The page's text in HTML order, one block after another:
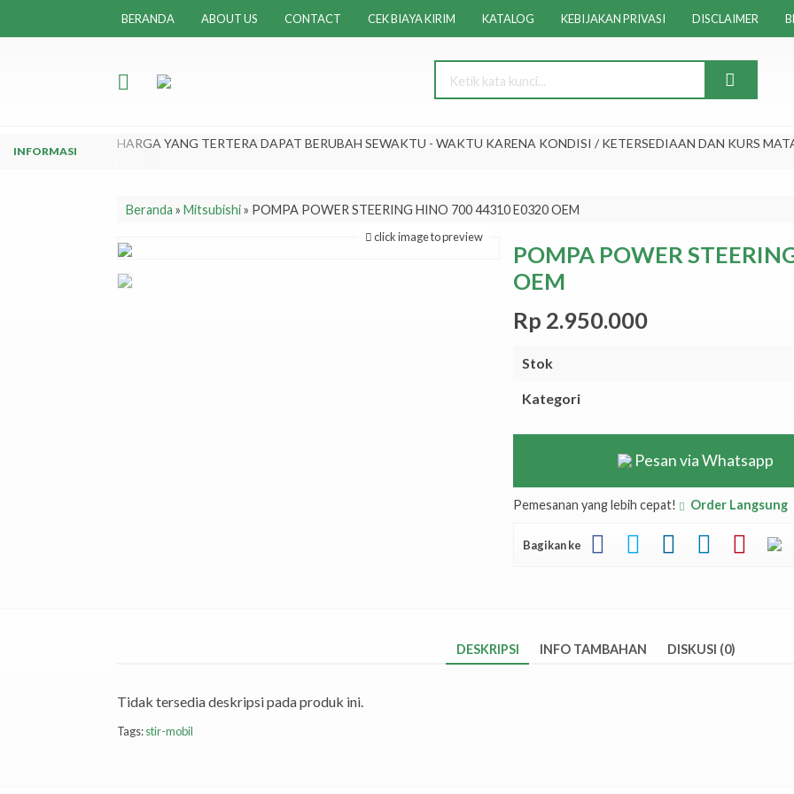
BERANDA ABOUT US CONTACT CEK BIAYA KIRIM KATALOG KEBIJAKAN PRIVASI DISCLAIMER
HARGA YANG TERTERA DAPAT BERUBAH SEWAKTU - WAKTU KARENA KONDISI / KETERSEDIAAN DAN KURS
Beranda » Mitsubishi» POMPA POWER STEERING HINO 700 44310 E0320 OEM
click image to preview
POMPA POWER
OEM
Rp 2.950.000
Stok
Kategori
Pesan via Whatsapp
Pemesanan yang lebih cepat! Order Langsung
Bagikan ke
DESKRIPSI INFO TAMBAHAN DISKUSI (0)
Tidak tersedia deskripsi pada produk ini.
Tags:stir-mobil